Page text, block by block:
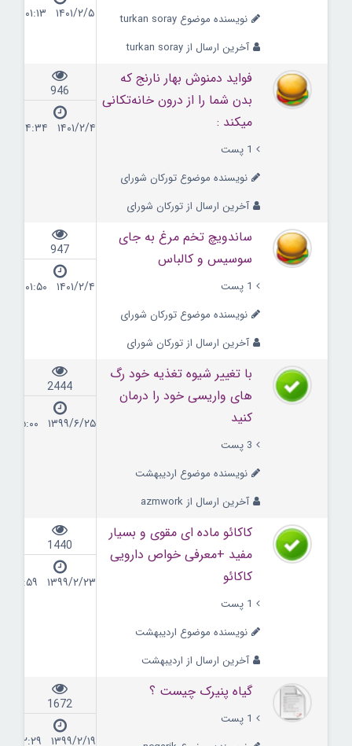
نویسنده موضوع turkan soray
آخرین ارسال از turkan soray
۱۴۰۱/۲/۵ ۰۱:۱۳
فواید دمنوش‌ بهار نارنج که
بدن شما را از درون خانه‌تکانی
میکند :
1 پست
نویسنده موضوع تورکان شورای
آخرین ارسال از تورکان شورای
946
۱۴۰۱/۲/۴ ۰۴:۳۴
ساندویچ تخم مرغ به جای
سوسیس و كالباس
1 پست
نویسنده موضوع تورکان شورای
آخرین ارسال از تورکان شورای
947
۱۴۰۱/۲/۴ ۰۱:۵۰
با تغییر شیوه تغذیه خود رگ
های واریسی خود را درمان
کنید
3 پست
نویسنده موضوع اردیبهشت
آخرین ارسال از azmwork
2444
۱۳۹۹/۶/۲۵ ۱۵:۰۰
کاکائو ماده ای مقوی و بسیار
مفید +معرفی خواص دارویی
کاکائو
1 پست
نویسنده موضوع اردیبهشت
آخرین ارسال از اردیبهشت
1440
۱۳۹۹/۲/۲۳ ۱۶:۵۹
گیاه پنیرک چیست ؟
1 پست
1672
۱۳۹۹/۲/۱۹ ۲۲:۲۹